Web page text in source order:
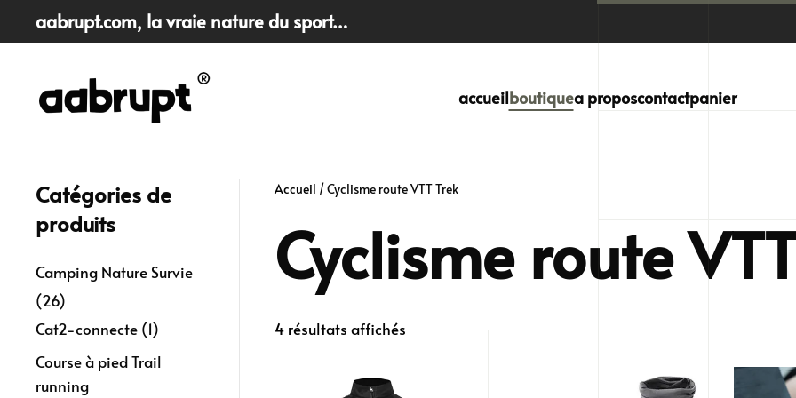
main
content
aabrupt.com, la vraie nature du sport…
accueilboutiquea proposcontactpanier
Accueil / Cyclisme route VTT Trek
Cyclisme route
4 résultats affichésTrié
Catégories de
produits
Camping Nature Survie
(26)
Cat2-connecte (1)
Course à pied Trail
running